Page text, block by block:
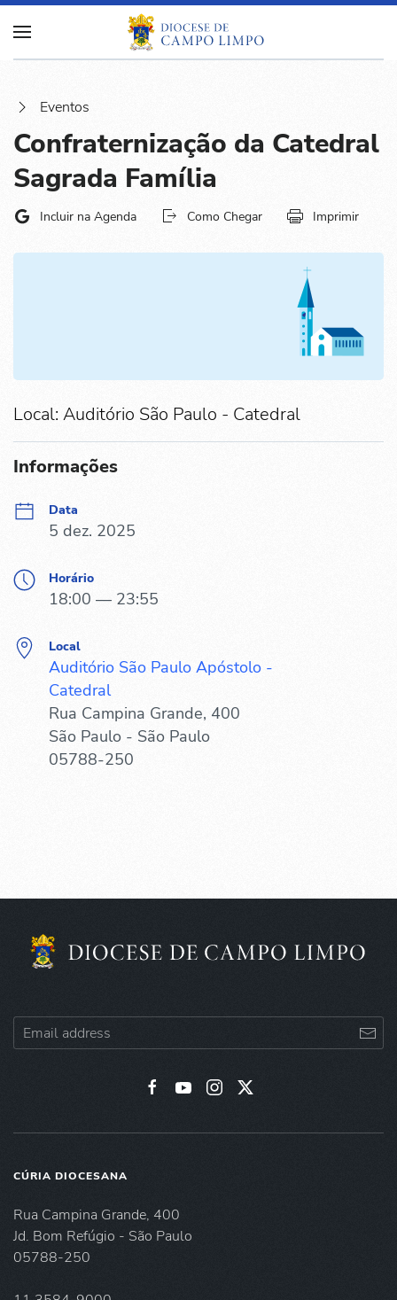
Eventos
Confraternização da Catedral
Sagrada Família
Incluir na Agenda Como Chegar Imprimir
Local: Auditório São Paulo - Catedral
Informações
Data
5 dez. 2025
Horário
18:00 — 23:55
Local
Auditório São Paulo Apóstolo -
Catedral
Rua Campina Grande, 400
São Paulo - São Paulo
05788-250
CÚRIA DIOCESANA
Rua Campina Grande, 400
Jd. Bom Refúgio - São Paulo
05788-250